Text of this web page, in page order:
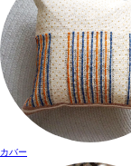
カバー